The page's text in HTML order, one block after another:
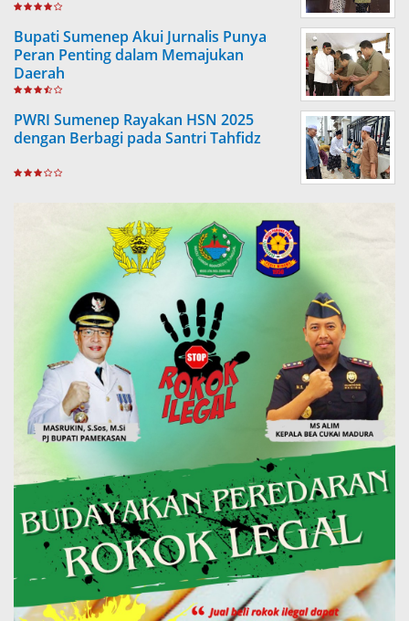
Bupati Sumenep Akui Jurnalis Punya
Peran Penting dalam Memajukan
Daerah
PWRI Sumenep Rayakan HSN 2025
dengan Berbagi pada Santri Tahfidz